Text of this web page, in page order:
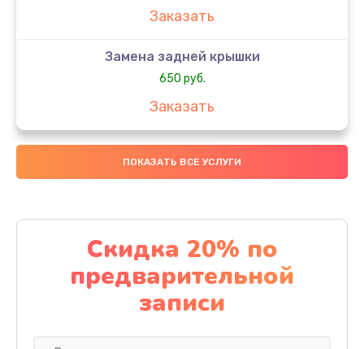
Заказать
Замена задней крышки
650 руб.
Заказать
Замена аккумулятора
4000 руб.
Замена материнской платы
1100 руб.
Заказать
ПОКАЗАТЬ ВСЕ УСЛУГИ
Скидка 20% по
предварительной
записи